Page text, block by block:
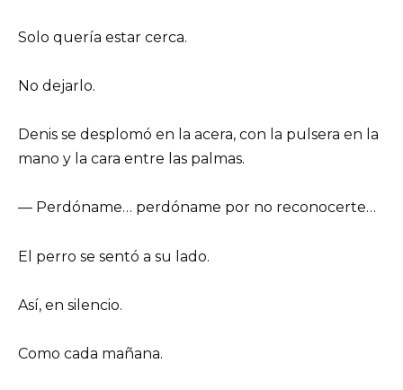
Solo quería estar cerca.
No dejarlo.
Denis se desplomó en la acera, con la pulsera en la
mano y la cara entre las palmas.
— Perdóname… perdóname por no reconocerte…
El perro se sentó a su lado.
Así, en silencio.
Como cada mañana.